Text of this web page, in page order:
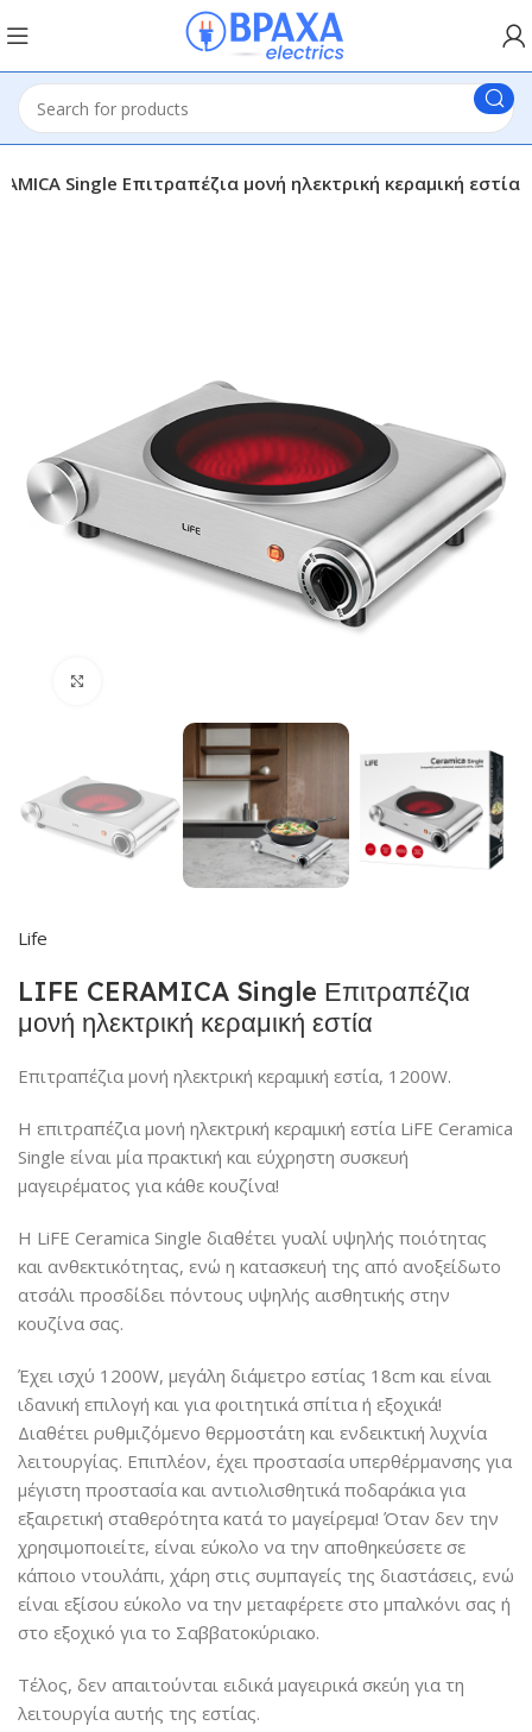
Single Επιτραπέζια μονή ηλεκτρική κεραμική εστία
Life
LIFE CERAMICA Single Επιτραπέζια
μονή ηλεκτρική κεραμική εστία
Επιτραπέζια μονή ηλεκτρική κεραμική εστία, 1200W.
Η επιτραπέζια μονή ηλεκτρική κεραμική εστία LiFE Ceramica
Single είναι μία πρακτική και εύχρηστη συσκευή
μαγειρέματος για κάθε κουζίνα!
Η LiFE Ceramica Single διαθέτει γυαλί υψηλής ποιότητας
και ανθεκτικότητας, ενώ η κατασκευή της από ανοξείδωτο
ατσάλι προσδίδει πόντους υψηλής αισθητικής στην
κουζίνα σας.
Έχει ισχύ 1200W, μεγάλη διάμετρο εστίας 18cm και είναι
ιδανική επιλογή και για φοιτητικά σπίτια ή εξοχικά!
Διαθέτει ρυθμιζόμενο θερμοστάτη και ενδεικτική λυχνία
λειτουργίας. Επιπλέον, έχει προστασία υπερθέρμανσης για
μέγιστη προστασία και αντιολισθητικά ποδαράκια για
εξαιρετική σταθερότητα κατά το μαγείρεμα! Όταν δεν την
χρησιμοποιείτε, είναι εύκολο να την αποθηκεύσετε σε
κάποιο ντουλάπι, χάρη στις συμπαγείς της διαστάσεις, ενώ
είναι εξίσου εύκολο να την μεταφέρετε στο μπαλκόνι σας ή
στο εξοχικό για το Σαββατοκύριακο.
Τέλος, δεν απαιτούνται ειδικά μαγειρικά σκεύη για τη
λειτουργία αυτής της εστίας.